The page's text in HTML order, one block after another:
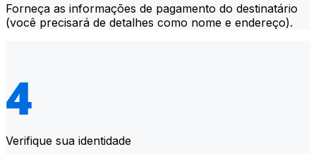
Forneça as informações de pagamento do destinatário
(você precisará de detalhes como nome e endereço).
Verifique sua identidade